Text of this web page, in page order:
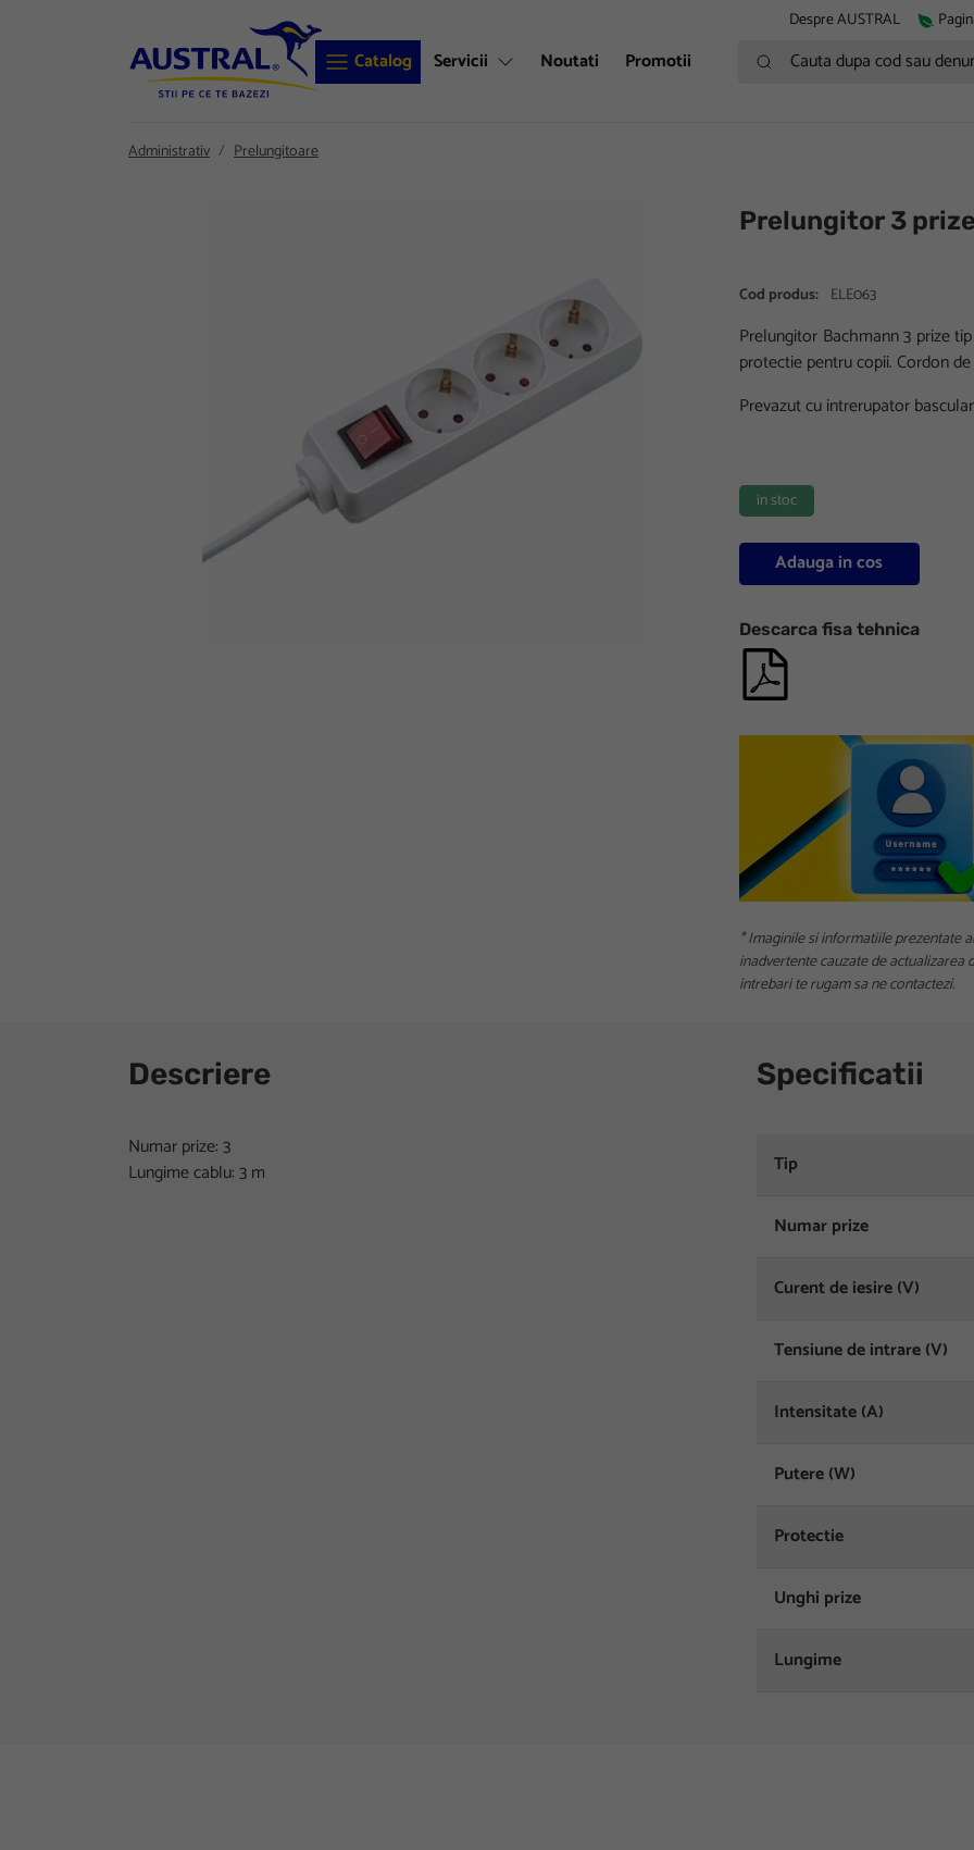
Despre AUSTRAL
Catalog Servicii Noutati Promotii Cauta dupa cod sau denumire
Administrativ Prelungitoare
Prelungitor 3
Cod produs: ELE063
Prelungitor Bachmann 3 prize
protectie pentru copii. Cordon
Prevazut cu intrerupator
in stoc
Adauga in cos
Descarca fisa tehnica
* Imaginile si informatiile prezentate
inadvertente cauzate de
intrebari te rugam sa ne contactezi.
Descriere
Numar prize: 3
Lungime cablu: 3 m
Specificatii
Tip
Numar prize
Curent de iesire (V)
Tensiune de intrare (V)
Intensitate (A)
Putere (W)
Protectie
Unghi prize
Lungime